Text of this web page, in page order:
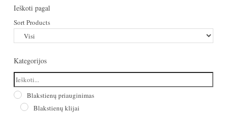
Ieškoti pagal
Sort Products
Kategorijos
Blakstienų priauginimas
Blakstienų klijai